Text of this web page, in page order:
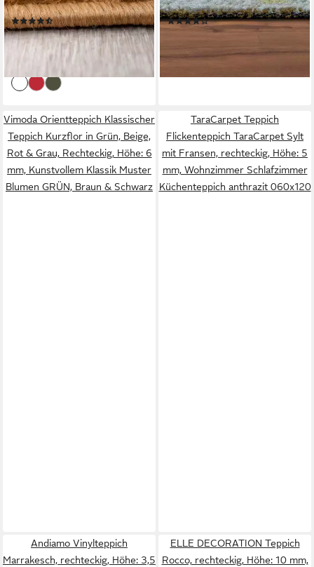
rechteckig, Höhe: 6 mm, mit
Kunstvollem, Klassisch, mit
Bordüre, Läufer Wohnzimmer
(13)
ab 6,99 € UVP33,96 €
-79%
Vintage Design, In- und
Outdoor geeignet
(23)
ab 9,50 € UVP 24,99 €
-62%
Vimoda Orientteppich Klassischer
Teppich Kurzflor in Grün, Beige,
Rot & Grau, Rechteckig, Höhe: 6
mm, Kunstvollem Klassik Muster
Blumen GRÜN, Braun & Schwarz
TaraCarpet Teppich
Flickenteppich TaraCarpet Sylt
mit Fransen, rechteckig, Höhe: 5
mm, Wohnzimmer Schlafzimmer
Küchenteppich anthrazit 060x120
Andiamo Vinylteppich
Marrakesch, rechteckig, Höhe: 3,5
ELLE DECORATION Teppich
Rocco, rechteckig, Höhe: 10 mm,